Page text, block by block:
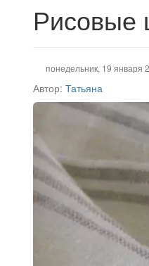
Рисовые
понедельник, 19 января
Автор: Татьяна